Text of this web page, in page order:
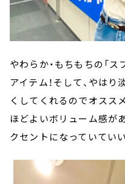
やわらか・もちもちの「ス
アイテム！そして、やは
くしてくれるのでオスス
ほどよいボリューム感が
クセントになっていていい